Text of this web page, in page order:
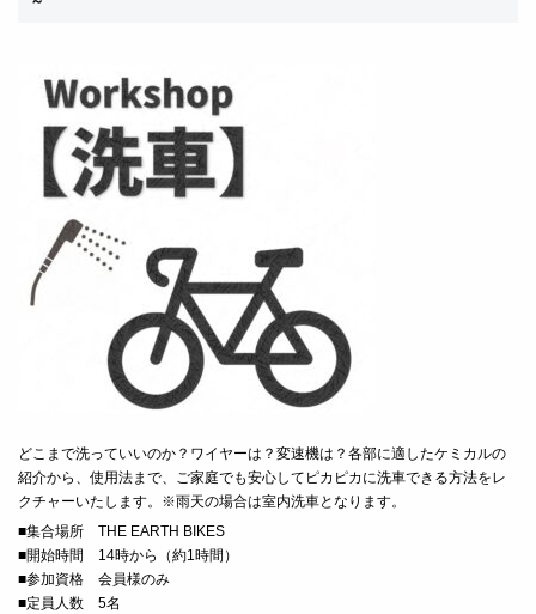
どこまで洗っていいのか？ワイヤーは？変速機は？各部に適したケミカルの
紹介から、使用法まで、ご家庭でも安心してピカピカに洗車できる方法をレ
クチャーいたします。※雨天の場合は室内洗車となります。
■集合場所 THE EARTH BIKES
■開始時間 14時から（約1時間）
■参加資格 会員様のみ
■定員人数 5名